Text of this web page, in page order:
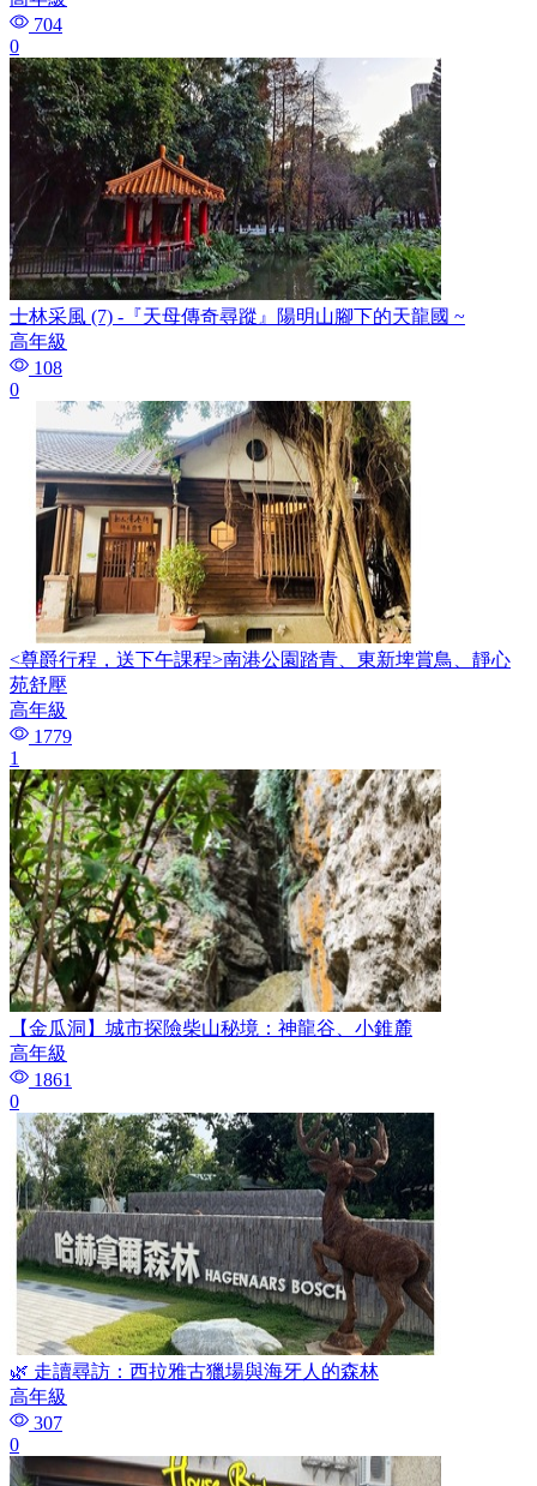
704
0
士林采風 (7) -『天母傳奇尋蹤』陽明山腳下的天龍國 ~
高年級
108
0
<尊爵行程，送下午課程>南港公園踏青、東新埤賞鳥、靜心
苑舒壓
高年級
1779
1
【金瓜洞】城市探險柴山秘境：神龍谷、小錐麓
高年級
1861
0
🌿 走讀尋訪：西拉雅古獵場與海牙人的森林
高年級
307
0